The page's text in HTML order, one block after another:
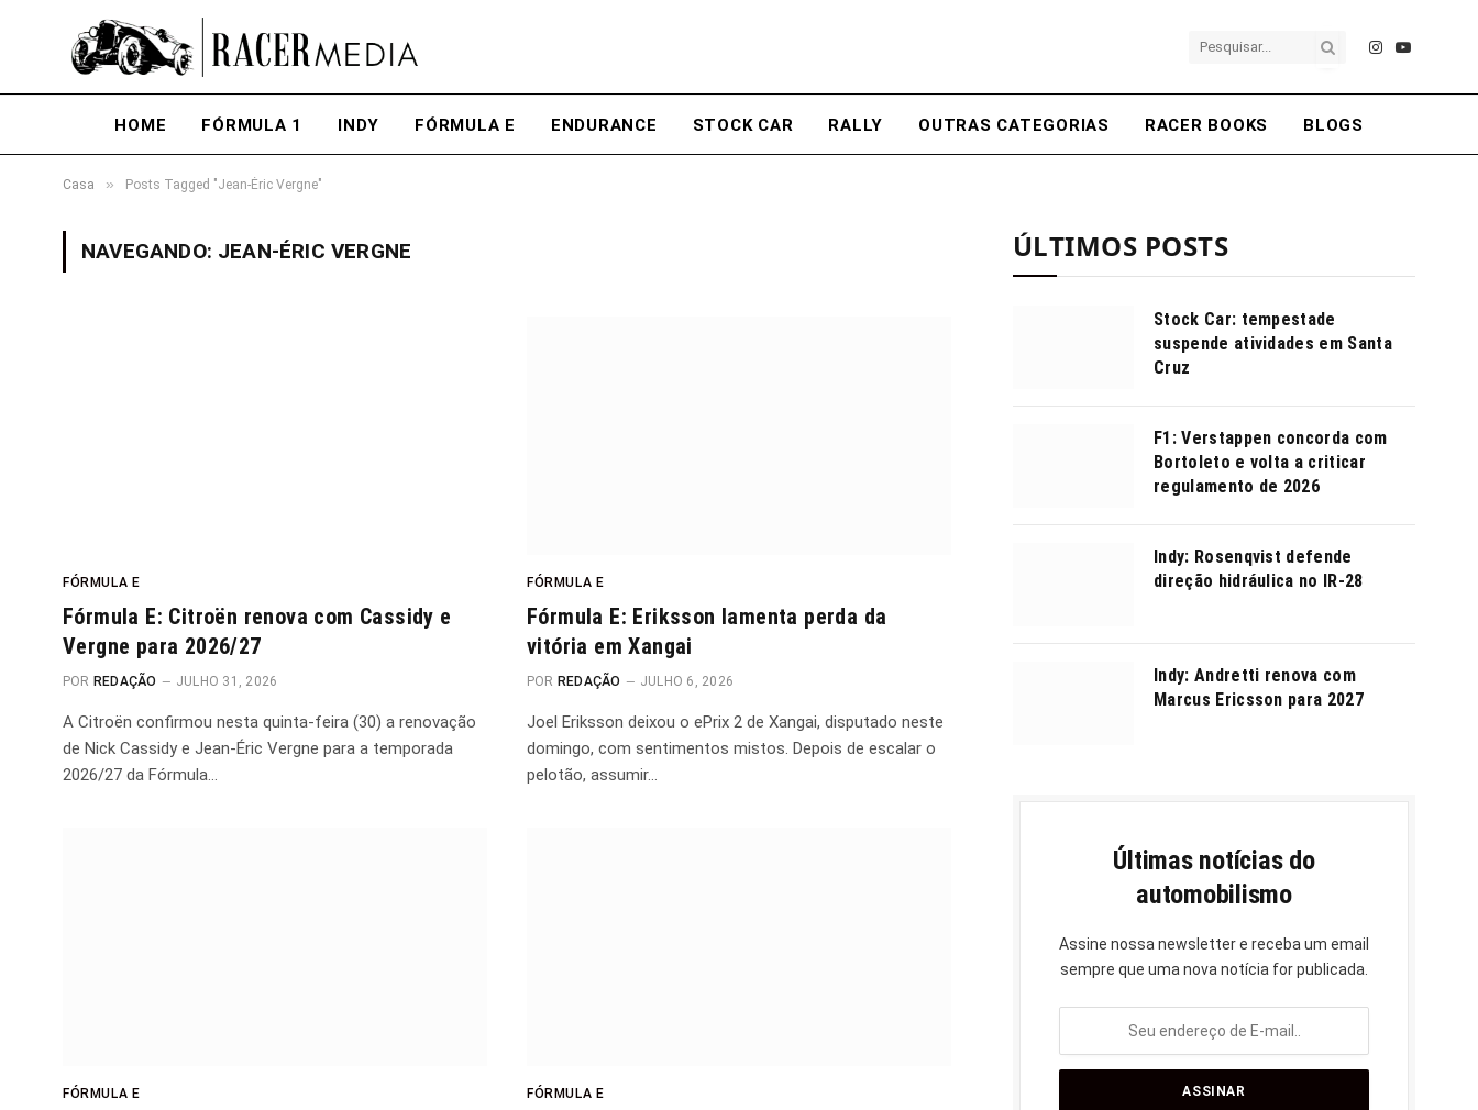
Instagram
YouTube
HOME FÓRMULA 1 INDY FÓRMULA E ENDURANCE STOCK CAR RALLY OUTRAS CATEGORIAS RACER BOOKS BLOGS
Casa » Posts Tagged "Jean-Éric Vergne"
NAVEGANDO: JEAN-ÉRIC VERGNE
FÓRMULA E
Fórmula E: Citroën renova com Cassidy e
Vergne para 2026/27
POR REDAÇÃO JULHO 31, 2026
A Citroën confirmou nesta quinta-feira (30) a renovação
de Nick Cassidy e Jean-Éric Vergne para a temporada
2026/27 da Fórmula…
FÓRMULA E
Fórmula E: Eriksson lamenta perda da
vitória em Xangai
POR REDAÇÃO JULHO 6, 2026
Joel Eriksson deixou o ePrix 2 de Xangai, disputado neste
domingo, com sentimentos mistos. Depois de escalar o
pelotão, assumir…
FÓRMULA E FÓRMULA E
ÚLTIMOS POSTS
Stock Car: tempestade
suspende atividades em Santa
Cruz
F1: Verstappen concorda com
Bortoleto e volta a criticar
regulamento de 2026
Indy: Rosenqvist defende
direção hidráulica no IR-28
Indy: Andretti renova com
Marcus Ericsson para 2027
Últimas notícias do
automobilismo
Assine nossa newsletter e receba um email
sempre que uma nova notícia for publicada.